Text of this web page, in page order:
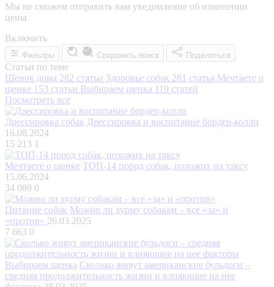
Мы не сможем отправить вам уведомление об изменении
цены
Включить
Фильтры Сохранить поиск Поделиться
Статьи по теме
Щенок дома 282 статьи Здоровье собак 281 статья Мечтаете о
щенке 153 статьи Выбираем щенка 119 статей
Посмотреть все
Дрессировка собак Дрессировка и воспитание бордер-колли
16.08.2024
15 213 1
Мечтаете о щенке ТОП-14 пород собак, похожих на таксу
15.06.2024
34 089 0
Питание собак Можно ли хурму собакам – все «за» и
«против» 26.03.2025
7 663 0
Выбираем щенка Сколько живут американские бульдоги –
средняя продолжительность жизни и влияющие на нее